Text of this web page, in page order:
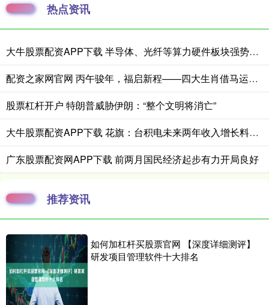
热点资讯
大牛股票配资APP下载 半导体、光纤等算力硬件板块强势上涨，科创50指数走出“反包阳”，科创50ETF易方达（588080）交投活跃
配资之家网官网 丙午骏年，福启新程——四大生肖借马运，赴富贵，伴清欢
股票杠杆开户 特朗普威胁伊朗：“整个文明将消亡”
大牛股票配资APP下载 花旗：台积电未来两年收入增长料将更为强劲
广东股票配资网APP下载 前两月国民经济起步有力开局良好
推荐资讯
如何加杠杆买股票官网 【深度详细测评】
研发项目管理软件十大排名